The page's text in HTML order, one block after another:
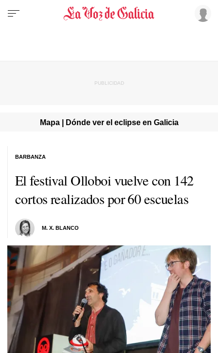
Mapa | Dónde ver el eclipse en Galicia
El festival Olloboi vuelve con 142
cortos realizados por 60 escuelas
M. X. BLANCO
BARBANZA